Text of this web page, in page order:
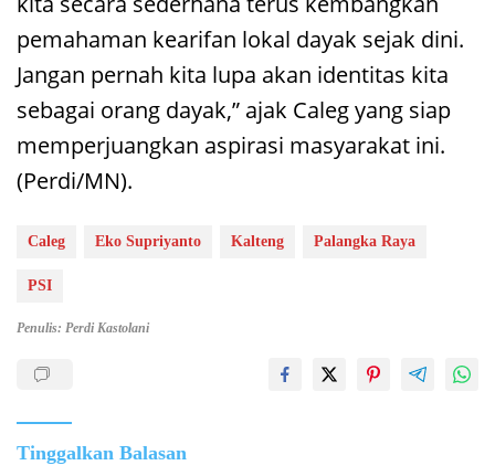
pemahaman kearifan lokal dayak sejak dini.
Jangan pernah kita lupa akan identitas kita
sebagai orang dayak,” ajak Caleg yang siap
memperjuangkan aspirasi masyarakat ini.
(Perdi/MN).
Caleg Eko Supriyanto Kalteng Palangka Raya
PSI
Penulis: Perdi Kastolani
Tinggalkan Balasan